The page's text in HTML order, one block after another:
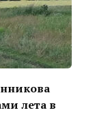
лета в